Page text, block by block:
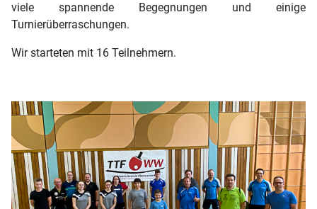
viele spannende Begegnungen und einige
Turnierüberraschungen.
Wir starteten mit 16 Teilnehmern.